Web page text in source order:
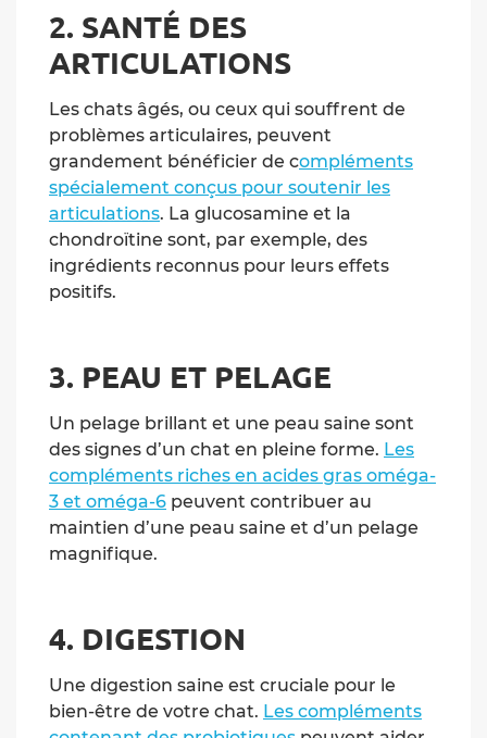
2. SANTÉ DES
ARTICULATIONS
Les chats âgés, ou ceux qui souffrent de
problèmes articulaires, peuvent
grandement bénéficier de compléments
spécialement conçus pour soutenir les
articulations. La glucosamine et la
chondroïtine sont, par exemple, des
ingrédients reconnus pour leurs effets
positifs.
3. PEAU ET PELAGE
Un pelage brillant et une peau saine sont
des signes d’un chat en pleine forme. Les
compléments riches en acides gras oméga-
3 et oméga-6 peuvent contribuer au
maintien d’une peau saine et d’un pelage
magnifique.
4. DIGESTION
Une digestion saine est cruciale pour le
bien-être de votre chat. Les compléments